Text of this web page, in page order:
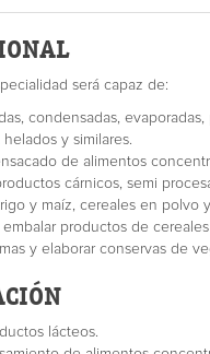
será capaz de:
condensadas,
y similares.
de alimentos
cárnicos, semi
y maíz, cereales en polvo
embalar productos de
y elaborar conservas de
lácteos.